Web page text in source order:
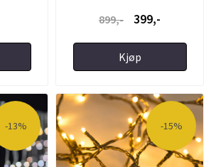
899,-
399,-
Kjøp
-13% -15%